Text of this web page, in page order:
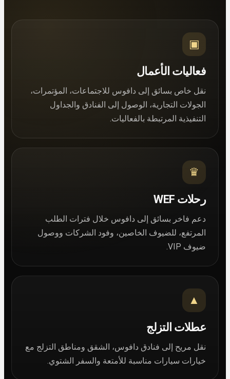
▣
فعاليات الأعمال
نقل خاص بسائق إلى دافوس للاجتماعات، المؤتمرات،
الجولات التجارية، الوصول إلى الفنادق والجداول
التنفيذية المرتبطة بالفعاليات.
♛
رحلات WEF
دعم فاخر بسائق إلى دافوس خلال فترات الطلب
المرتفع، للضيوف الخاصين، وفود الشركات ووصول
ضيوف VIP.
▲
عطلات التزلج
نقل مريح إلى فنادق دافوس، الشقق ومناطق التزلج مع
خيارات سيارات مناسبة للأمتعة والسفر الشتوي.